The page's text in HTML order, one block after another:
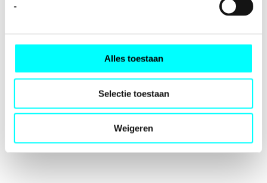
-
Alles toestaan
Selectie toestaan
Weigeren